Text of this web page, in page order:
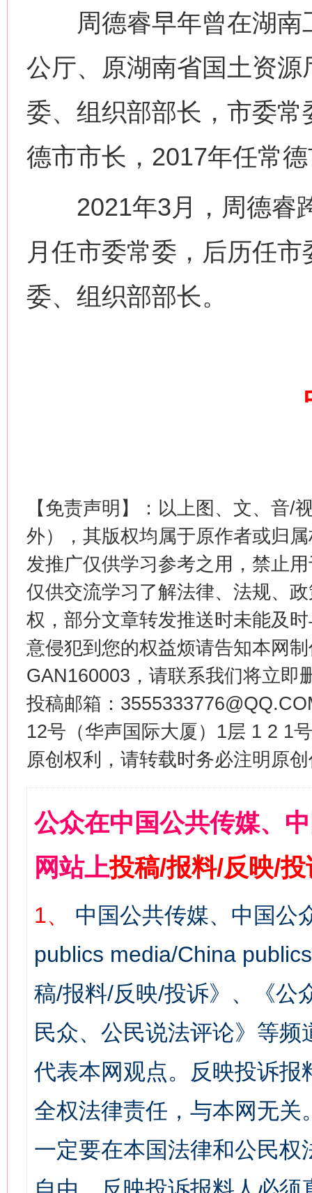
周德睿早年曾在湖南
公厅、原湖南省国土资
委、组织部部长，市委
德市市长，2017年任常
2021年3月，周德睿
月任市委常委，后历任
委、组织部部长。
【免责声明】：以上图、文、音/
外），其版权均属于原作者或归
发推广仅供学习参考之用，禁止
仅供交流学习了解法律、法规、
权，部分文章转发推送时未能及
意侵犯到您的权益烦请告知本网
GAN160003，请联系我们将立即
投稿邮箱：
12号（华声国际大厦）1层 1 2 1
原创权利，请转载时务必注明原
公众在中国公共传媒、
网站上投稿/报料/反映/
1、
中国公共传媒、中国公
publics media/China
稿/报料/反映/投诉》、《公
民众、公民说法评论》等
代表本网观点。反映投诉
全权法律责任，与本网无
一定要在本国法律和公民